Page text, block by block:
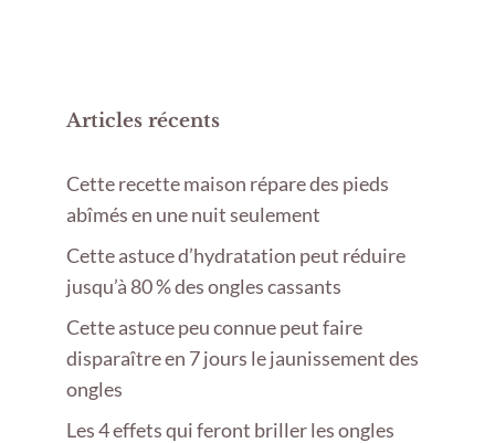
Articles récents
Cette recette maison répare des pieds
abîmés en une nuit seulement
Cette astuce d’hydratation peut réduire
jusqu’à 80 % des ongles cassants
Cette astuce peu connue peut faire
disparaître en 7 jours le jaunissement des
ongles
Les 4 effets qui feront briller les ongles